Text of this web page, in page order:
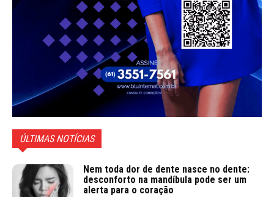
ÚLTIMAS NOTÍCIAS
Nem toda dor de dente nasce no dente:
desconforto na mandíbula pode ser um
alerta para o coração